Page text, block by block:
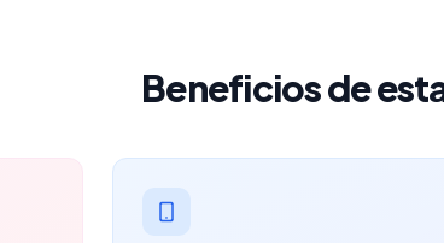
Beneficios de